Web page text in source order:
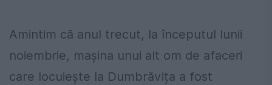
Amintim că anul trecut, la începutul lunii
noiembrie, mașina unui alt om de afaceri
care locuiește la Dumbrăvița a fost